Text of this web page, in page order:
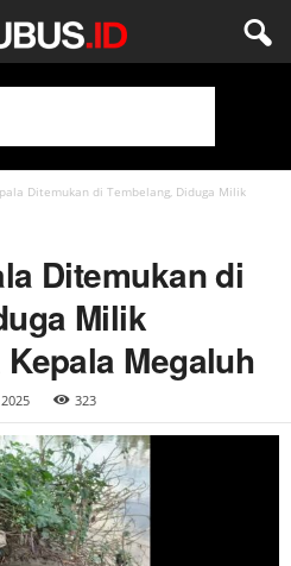
Ditemukan di Tembelang, Diduga Milik
Ditemukan di
Milik
Megaluh
323